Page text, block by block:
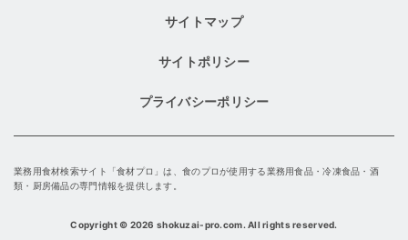
サイトマップ
サイトポリシー
プライバシーポリシー
業務用食材検索サイト「食材プロ」は、食のプロが使用する業務用食品・冷凍食品・酒
類・厨房備品の専門情報を提供します。
Copyright © 2026 shokuzai-pro.com. All rights reserved.